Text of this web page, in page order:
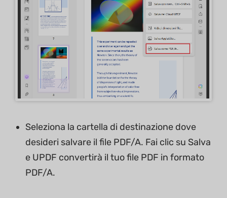
Seleziona la cartella di destinazione dove
desideri salvare il file PDF/A. Fai clic su Salva
e UPDF convertirà il tuo file PDF in formato
PDF/A.